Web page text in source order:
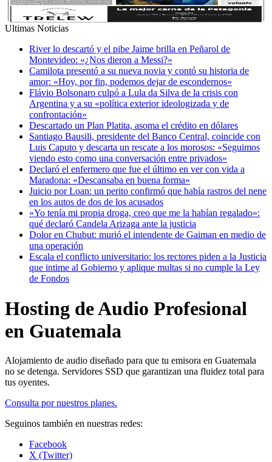
Ultimas Noticias
River lo descartó y el pibe Jaime brilla en Peñarol de
Montevideo: «¿Nos dieron a Messi?»
Camilota presentó a su nueva novia y contó su historia de
amor: «Hoy, por fin, podemos dejar de escondernos»
Flávio Bolsonaro culpó a Lula da Silva de la crisis con
Argentina y a su «política exterior ideologizada y de
confrontación»
Descartado un Plan Platita, asoma el crédito en dólares
Santiago Bausili, presidente del Banco Central, coincide con
Luis Caputo y descarta un rescate a los morosos: «Seguimos
viendo esto como una conversación entre privados»
Declaró el enfermero que fue el último en ver con vida a
Maradona: «Descansaba en buena forma»
Juicio por Loan: un perito confirmó que había rastros del nene
en los autos de dos de los acusados
«Yo tenía mi propia droga, creo que me la habían regalado»:
qué declaró Candela Arizaga ante la justicia
Dolor en Chubut: murió el intendente de Gaiman en medio de
una operación
Escala el conflicto universitario: los rectores piden a la Justicia
que intime al Gobierno y aplique multas si no cumple la Ley
de Fondos
Hosting de Audio Profesional
en Guatemala
Alojamiento de audio diseñado para que tu emisora en Guatemala
no se detenga. Servidores SSD que garantizan una fluidez total para
tus oyentes.
Consulta por nuestros planes.
Seguinos también en nuestras redes:
Facebook
X (Twitter)